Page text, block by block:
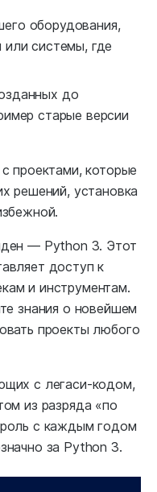
оборудования,
или системы, где
до
старые версии
проектами, которые
решений, установка
— Python 3. Этот
доступ к
и инструментам.
знания о новейшем
проекты любого
с легаси-кодом,
из разряда «по
с каждым годом
за Python 3.